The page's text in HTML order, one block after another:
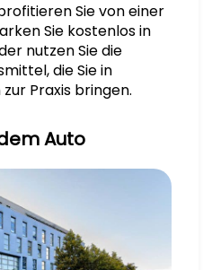
Sie von einer
Sie kostenlos in
nutzen Sie die
die Sie in
Praxis bringen.
Auto